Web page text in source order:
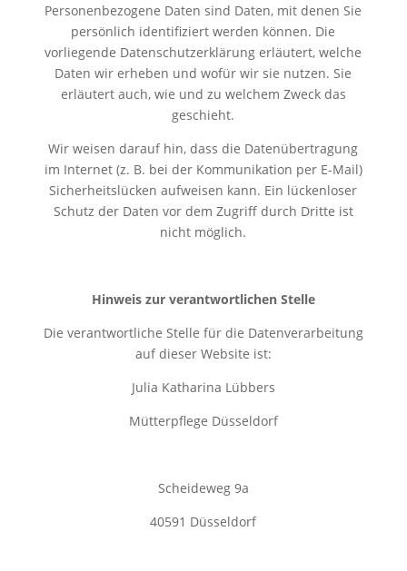
Personenbezogene Daten sind Daten, mit denen Sie
persönlich identifiziert werden können. Die
vorliegende Datenschutzerklärung erläutert, welche
Daten wir erheben und wofür wir sie nutzen. Sie
erläutert auch, wie und zu welchem Zweck das
geschieht.
Wir weisen darauf hin, dass die Datenübertragung
im Internet (z. B. bei der Kommunikation per E-Mail)
Sicherheitslücken aufweisen kann. Ein lückenloser
Schutz der Daten vor dem Zugriff durch Dritte ist
nicht möglich.
Hinweis zur verantwortlichen Stelle
Die verantwortliche Stelle für die Datenverarbeitung
auf dieser Website ist:
Julia Katharina Lübbers
Mütterpflege Düsseldorf
Scheideweg 9a
40591 Düsseldorf